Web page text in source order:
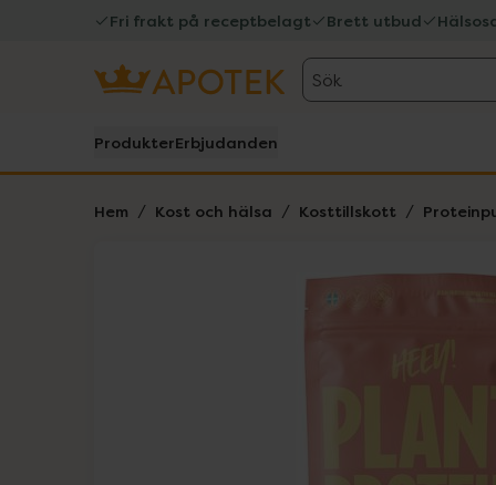
Fri frakt på receptbelagt Brett utbud
Sök
ProdukterErbjudanden
Hem Kost och hälsa Kosttillskott
Lista: . Innehåller 3 objekt.